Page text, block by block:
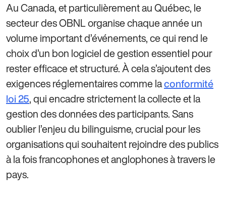
Au Canada, et particulièrement au Québec, le
secteur des OBNL organise chaque année un
volume important d’événements, ce qui rend le
choix d’un bon logiciel de gestion essentiel pour
rester efficace et structuré. À cela s’ajoutent des
exigences réglementaires comme laconformité
loi 25, qui encadre strictement la collecte et la
gestion des données des participants. Sans
oublier l’enjeu du bilinguisme, crucial pour les
organisations qui souhaitent rejoindre des publics
à la fois francophones et anglophones à travers le
pays.